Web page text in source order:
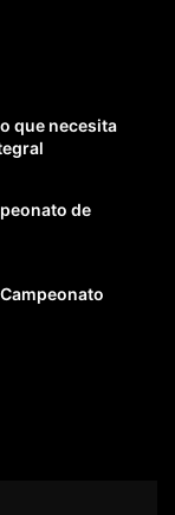
que necesita
de